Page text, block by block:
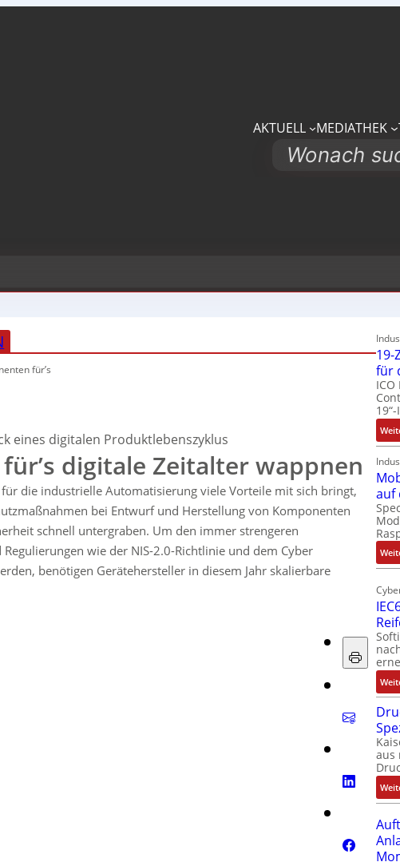
AKTUELL MEDIATHEK
Search
für’s
eines digitalen Produktlebenszyklus
digitale Zeitalter wappnen
die industrielle Automatisierung viele Vorteile mit sich bringt,
bei Entwurf und Herstellung von Komponenten
schnell untergraben. Um den immer strengeren
wie der NIS-2.0-Richtlinie und dem Cyber
benötigen Gerätehersteller in diesem Jahr skalierbare
19-
für
auf
aus